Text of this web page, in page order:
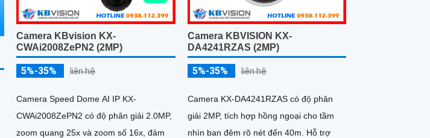
Camera KBvision KX-
CWAi2008ZePN2 (2MP)
5%-35% liên hệ
Camera Speed Dome AI IP KX-
CWAi2008ZePN2 có độ phân giải 2.0MP,
zoom quang 25x và zoom số 16x, đảm
Camera KBVISION KX-
DA4241RZAS (2MP)
5%-35% liên hệ
Camera KX-DA4241RZAS có độ phân
giải 2MP, tích hợp hồng ngoại cho tầm
nhìn ban đêm rõ nét đến 40m. Hỗ trợ